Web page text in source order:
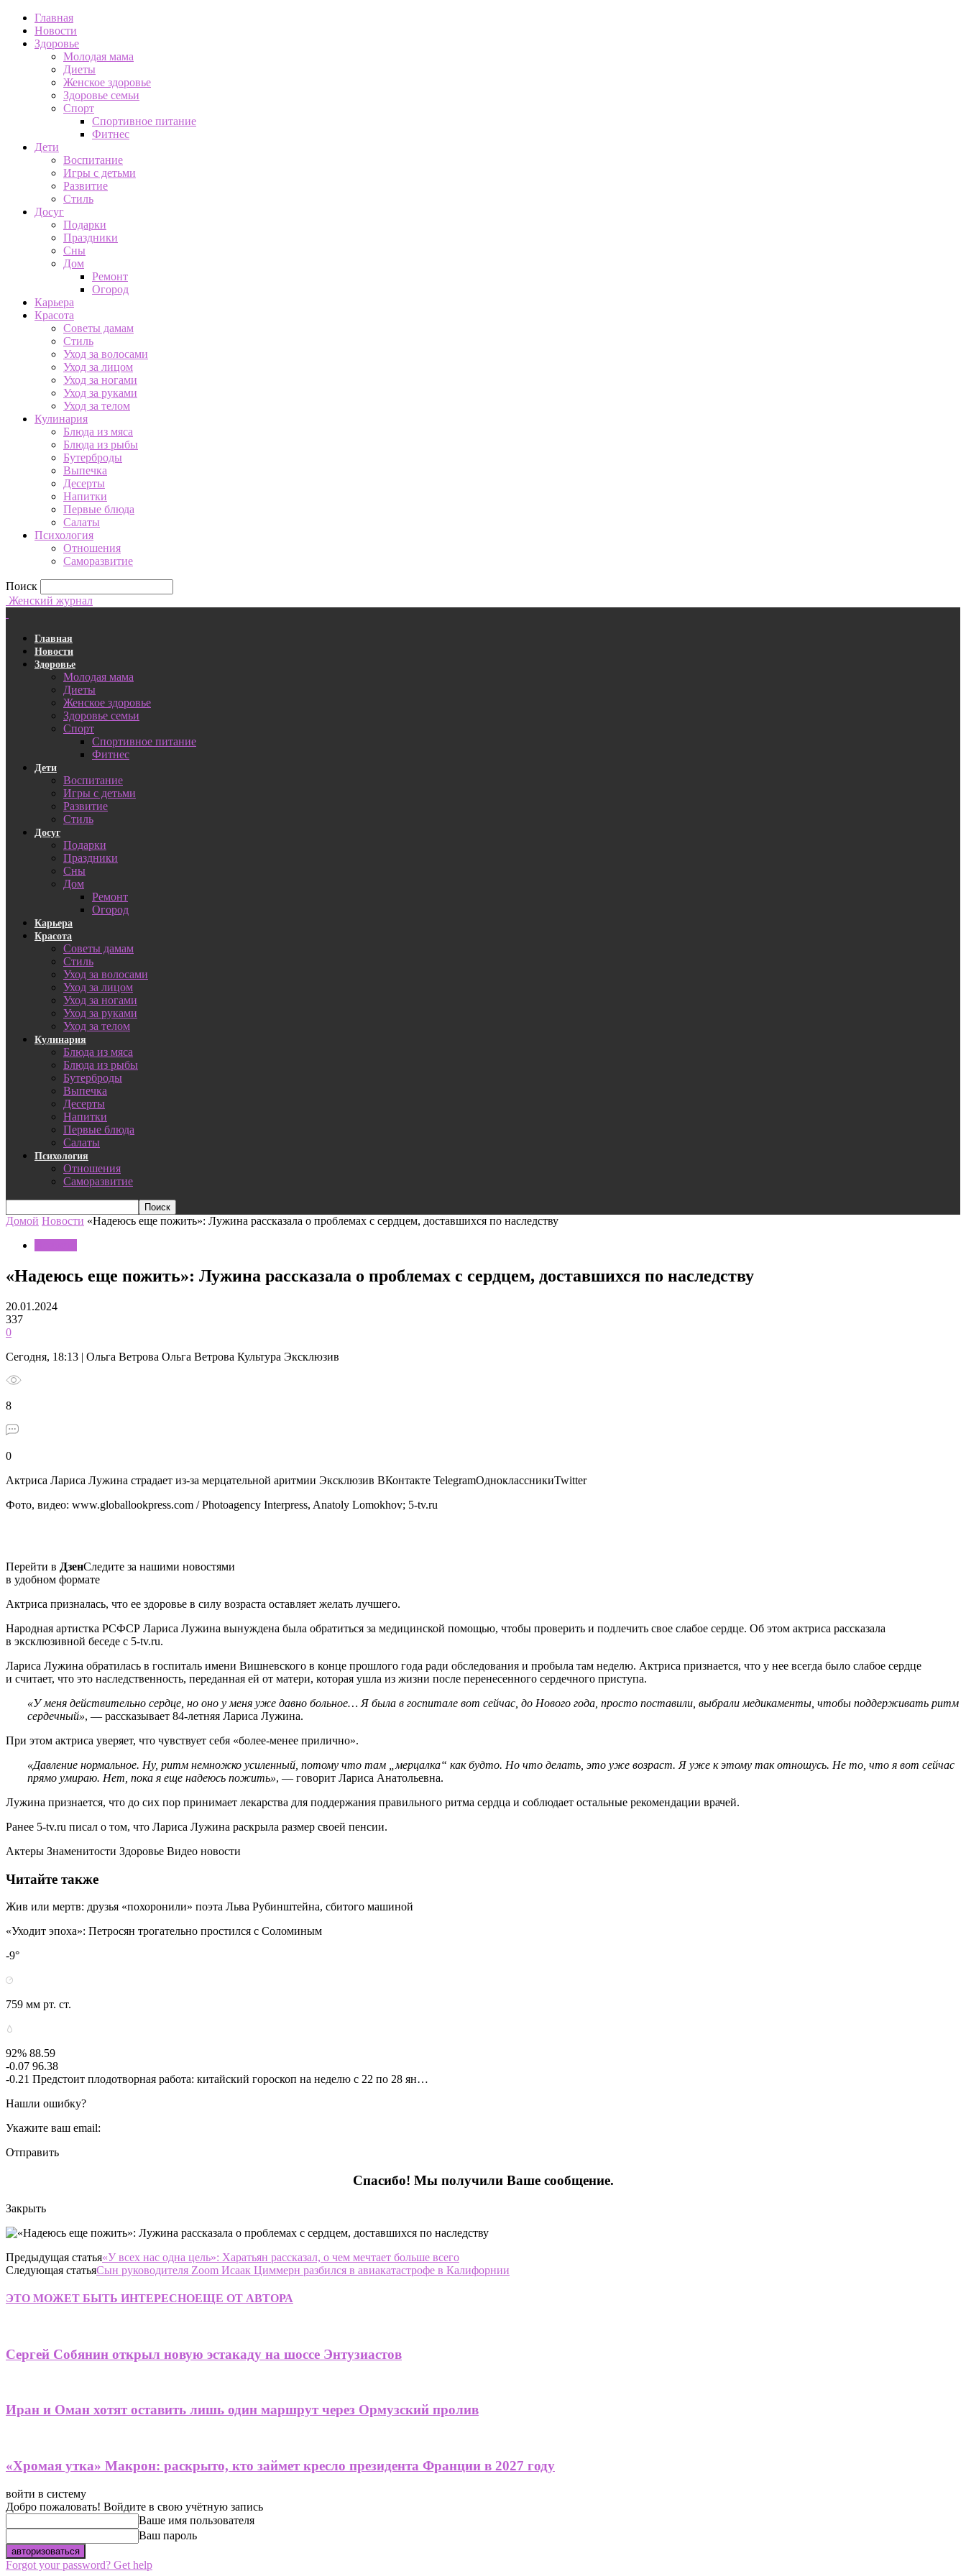
Главная
Новости
Здоровье
Молодая мама
Диеты
Женское здоровье
Здоровье семьи
Спорт
Спортивное питание
Фитнес
Дети
Воспитание
Игры с детьми
Развитие
Стиль
Досуг
Подарки
Праздники
Сны
Дом
Ремонт
Огород
Карьера
Красота
Советы дамам
Стиль
Уход за волосами
Уход за лицом
Уход за ногами
Уход за руками
Уход за телом
Кулинария
Блюда из мяса
Блюда из рыбы
Бутерброды
Выпечка
Десерты
Напитки
Первые блюда
Салаты
Психология
Отношения
Саморазвитие
Поиск
Женский журнал
Главная
Новости
Здоровье
Молодая мама
Диеты
Женское здоровье
Здоровье семьи
Спорт
Спортивное питание
Фитнес
Дети
Воспитание
Игры с детьми
Развитие
Стиль
Досуг
Подарки
Праздники
Сны
Дом
Ремонт
Огород
Карьера
Красота
Советы дамам
Стиль
Уход за волосами
Уход за лицом
Уход за ногами
Уход за руками
Уход за телом
Кулинария
Блюда из мяса
Блюда из рыбы
Бутерброды
Выпечка
Десерты
Напитки
Первые блюда
Салаты
Психология
Отношения
Саморазвитие
Домой Новости «Надеюсь еще пожить»: Лужина рассказала о проблемах с сердцем, доставшихся по наследству
«Надеюсь еще пожить»: Лужина рассказала о проблемах с сердцем, доставшихся по наследству
20.01.2024
337
0
Сегодня, 18:13 | Ольга Ветрова Ольга Ветрова Культура Эксклюзив
8
0
Актриса Лариса Лужина страдает из-за мерцательной аритмии Эксклюзив ВКонтакте TelegramОдноклассникиTwitter
Фото, видео: www.globallookpress.com / Photoagency Interpress, Anatoly Lomokhov; 5-tv.ru
Перейти в ДзенСледите за нашими новостями
в удобном формате
Актриса призналась, что ее здоровье в силу возраста оставляет желать лучшего.
Народная артистка РСФСР Лариса Лужина вынуждена была обратиться за медицинской помощью, чтобы проверить и подлечить свое слабое сердце. Об этом актриса рассказала
в эксклюзивной беседе с 5-tv.ru.
Лариса Лужина обратилась в госпиталь имени Вишневского в конце прошлого года ради обследования и пробыла там неделю. Актриса признается, что у нее всегда было слабое сердце
и считает, что это наследственность, переданная ей от матери, которая ушла из жизни после перенесенного сердечного приступа.
«У меня действительно сердце, но оно у меня уже давно больное… Я была в госпитале вот сейчас, до Нового года, просто поставили, выбрали медикаменты, чтобы поддерживать ритм
сердечный», — рассказывает 84-летняя Лариса Лужина.
При этом актриса уверяет, что чувствует себя «более-менее прилично».
«Давление нормальное. Ну, ритм немножко усиленный, потому что там „мерцалка“ как будто. Но что делать, это уже возраст. Я уже к этому так отношусь. Не то, что я вот сейчас
прямо умираю. Нет, пока я еще надеюсь пожить», — говорит Лариса Анатольевна.
Лужина признается, что до сих пор принимает лекарства для поддержания правильного ритма сердца и соблюдает остальные рекомендации врачей.
Ранее 5-tv.ru писал о том, что Лариса Лужина раскрыла размер своей пенсии.
Актеры Знаменитости Здоровье Видео новости
Читайте также
Жив или мертв: друзья «похоронили» поэта Льва Рубинштейна, сбитого машиной
«Уходит эпоха»: Петросян трогательно простился с Соломиным
-9°
759 мм рт. ст.
92% 88.59
-0.07 96.38
-0.21 Предстоит плодотворная работа: китайский гороскоп на неделю с 22 по 28 ян…
Нашли ошибку?
Укажите ваш email:
Отправить
Спасибо! Мы получили Ваше сообщение.
Закрыть
Предыдущая статья«У всех нас одна цель»: Харатьян рассказал, о чем мечтает больше всего
Следующая статьяСын руководителя Zoom Исаак Циммерн разбился в авиакатастрофе в Калифорнии
ЭТО МОЖЕТ БЫТЬ ИНТЕРЕСНОЕЩЕ ОТ АВТОРА
Сергей Собянин открыл новую эстакаду на шоссе Энтузиастов
Иран и Оман хотят оставить лишь один маршрут через Ормузский пролив
«Хромая утка» Макрон: раскрыто, кто займет кресло президента Франции в 2027 году
войти в систему
Добро пожаловать! Войдите в свою учётную запись
Ваше имя пользователя
Ваш пароль
Forgot your password? Get help